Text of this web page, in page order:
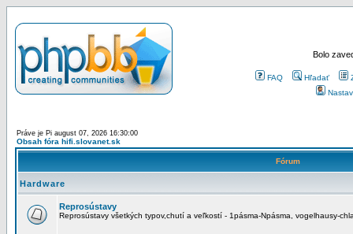
Bolo
FAQ Hľadať
Práve je Pi august 07, 2026 16:30:00
Obsah fóra hifi.slovanet.sk
Fórum
Hardware
Reprosústavy
Reprosústavy všetkých typov,chutí a veľkostí - 1pásma-Npásma, vogelhausy-